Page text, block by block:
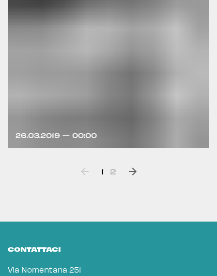
26.03.2019 — 00:00
1 2
CONTATTACI
Via Nomentana 251